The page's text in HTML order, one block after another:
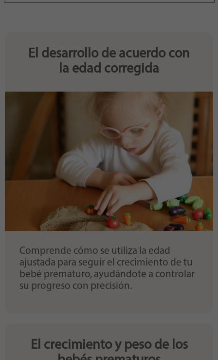
El desarrollo de acuerdo con
la edad corregida
Comprende cómo se utiliza la edad
ajustada para seguir el crecimiento de tu
bebé prematuro, ayudándote a controlar
su progreso con precisión.
El crecimiento y peso de los
Purpose
generierte ID, für die historische Speicherung